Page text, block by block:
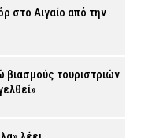
στο Αιγαίο από την
τουριστριών